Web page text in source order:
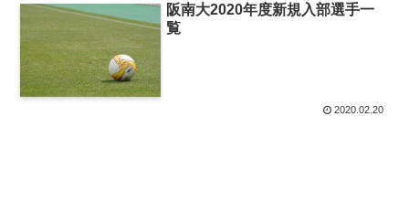
阪南大2020年度新規入部選手一
覧
2020.02.20